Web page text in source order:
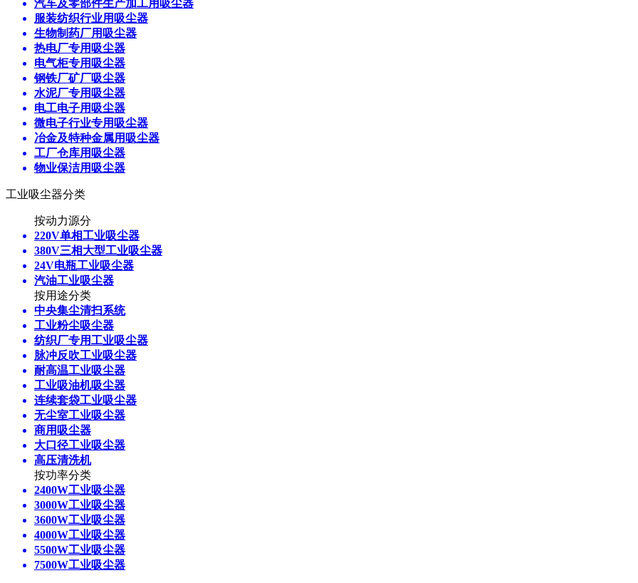
汽车及零部件生产加工用吸尘器
服装纺织行业用吸尘器
生物制药厂用吸尘器
热电厂专用吸尘器
电气柜专用吸尘器
钢铁厂矿厂吸尘器
水泥厂专用吸尘器
电工电子用吸尘器
微电子行业专用吸尘器
冶金及特种金属用吸尘器
工厂仓库用吸尘器
物业保洁用吸尘器
工业吸尘器分类
按动力源分
220V单相工业吸尘器
380V三相大型工业吸尘器
24V电瓶工业吸尘器
汽油工业吸尘器
按用途分类
中央集尘清扫系统
工业粉尘吸尘器
纺织厂专用工业吸尘器
脉冲反吹工业吸尘器
耐高温工业吸尘器
工业吸油机吸尘器
连续套袋工业吸尘器
无尘室工业吸尘器
商用吸尘器
大口径工业吸尘器
高压清洗机
按功率分类
2400W工业吸尘器
3000W工业吸尘器
3600W工业吸尘器
4000W工业吸尘器
5500W工业吸尘器
7500W工业吸尘器